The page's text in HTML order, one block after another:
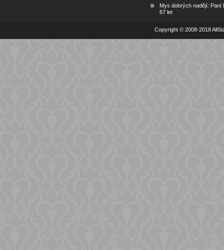
Mys dobrých nadějí: Paní
67 let
Copyright © 2008-2018